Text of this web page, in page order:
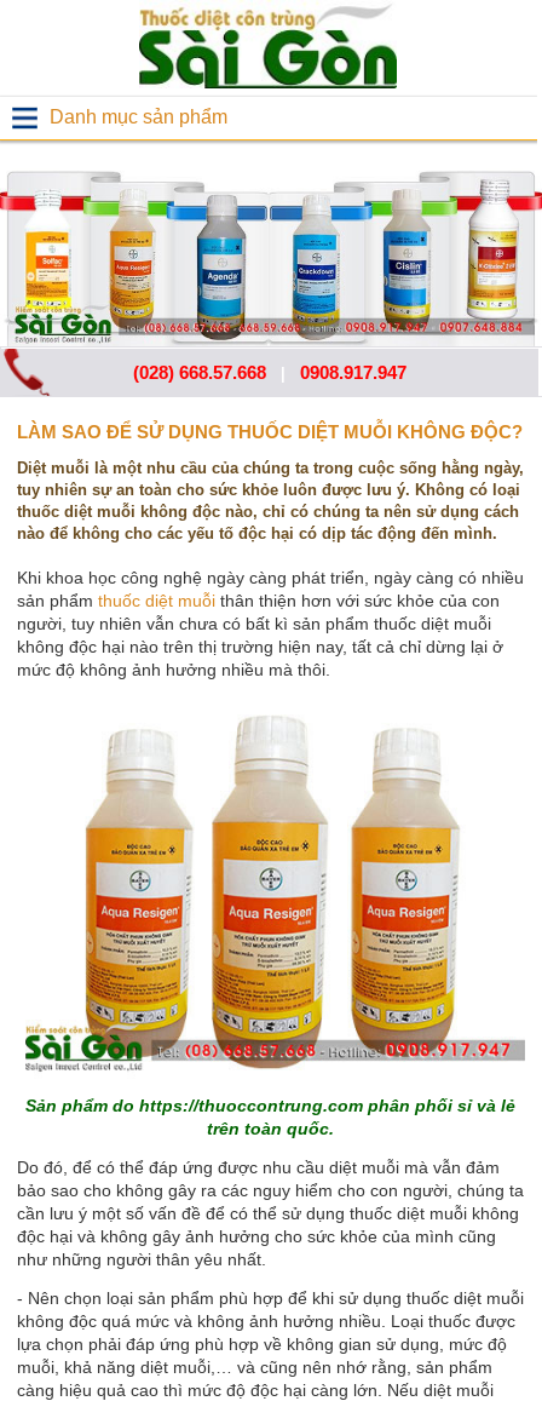
Danh mục sản phẩm
(028) 668.57.668| 0908.917.947
LÀM SAO ĐỂ SỬ DỤNG THUỐC DIỆT MUỖI KHÔNG ĐỘC?
Diệt muỗi là một nhu cầu của chúng ta trong cuộc sống hằng ngày,
tuy nhiên sự an toàn cho sức khỏe luôn được lưu ý. Không có loại
thuốc diệt muỗi không độc nào, chỉ có chúng ta nên sử dụng cách
nào để không cho các yếu tố độc hại có dịp tác động đến mình.
Khi khoa học công nghệ ngày càng phát triển, ngày càng có nhiều
sản phẩm thuốc diệt muỗithân thiện hơn với sức khỏe của con
người, tuy nhiên vẫn chưa có bất kì sản phẩm thuốc diệt muỗi
không độc hại nào trên thị trường hiện nay, tất cả chỉ dừng lại ở
mức độ không ảnh hưởng nhiều mà thôi.
Sản phẩm dohttps://thuoccontrung.com phân phối sỉ và lẻ
trên toàn quốc.
Do đó, để có thể đáp ứng được nhu cầu diệt muỗi mà vẫn đảm
bảo sao cho không gây ra các nguy hiểm cho con người, chúng ta
cần lưu ý một số vấn đề để có thể sử dụng thuốc diệt muỗi không
độc hại và không gây ảnh hưởng cho sức khỏe của mình cũng
như những người thân yêu nhất.
- Nên chọn loại sản phẩm phù hợp để khi sử dụng thuốc diệt muỗi
không độc quá mức và không ảnh hưởng nhiều. Loại thuốc được
lựa chọn phải đáp ứng phù hợp về không gian sử dụng, mức độ
muỗi, khả năng diệt muỗi,… và cũng nên nhớ rằng, sản phẩm
càng hiệu quả cao thì mức độ độc hại càng lớn. Nếu diệt muỗi